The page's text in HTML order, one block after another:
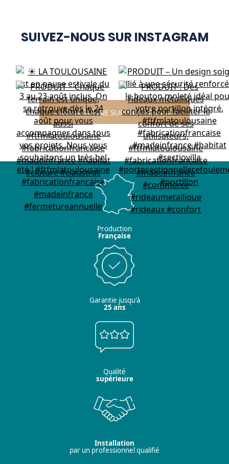
SUIVEZ-NOUS SUR INSTAGRAM
NOUS SUIVRE SUR INSTAGRAM
Production
Française
Garantie jusqu'à
25 ans
Qualité
supérieure
Installation
par un professionnel qualifié